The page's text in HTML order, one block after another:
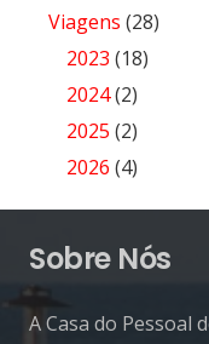
Viagens (28)
2023 (18)
2024(2)
2025 (2)
2026 (4)
Sobre Nós
A Casa do Pessoal